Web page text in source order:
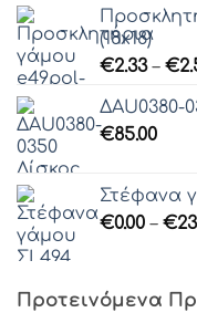
(18x18)
€2.33 – €
ΔAU0380-
€85.00
Στέφανα
€0.00 – €
Προτεινόμενα